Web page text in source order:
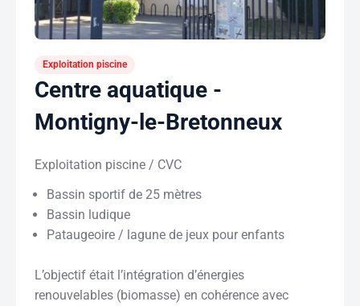
Exploitation piscine
Centre aquatique -
Montigny-le-Bretonneux
Exploitation piscine / CVC
Bassin sportif de 25 mètres
Bassin ludique
Pataugeoire / lagune de jeux pour enfants
L’objectif était l’intégration d’énergies
renouvelables (biomasse) en cohérence avec